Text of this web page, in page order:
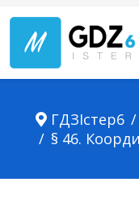
ГДЗІстер6
§ 46.